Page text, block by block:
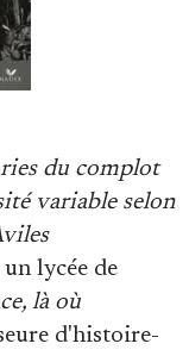
du complot
variable selon
lycée de
là où
d'histoire-